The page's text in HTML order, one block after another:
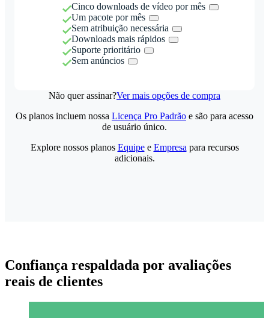
Cinco downloads de vídeo por mês
Um pacote por mês
Sem atribuição necessária
Downloads mais rápidos
Suporte prioritário
Sem anúncios
Não quer assinar?Ver mais opções de compra
Os planos incluem nossa Licença Pro Padrão e são para acesso
de usuário único.
Explore nossos planos Equipee Empresa para recursos
adicionais.
Confiança respaldada por avaliações
reais de clientes